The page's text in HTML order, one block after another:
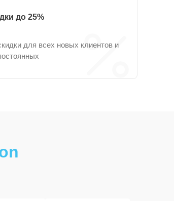
до 25%
для всех новых клиентов и